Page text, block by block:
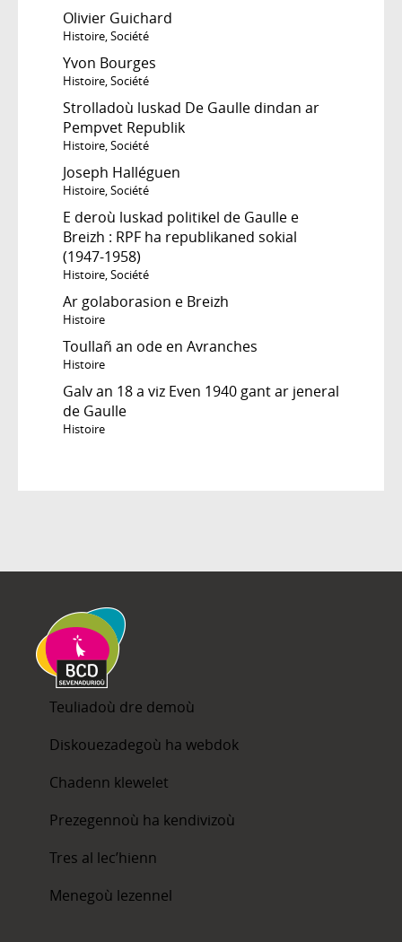
Olivier Guichard
Histoire,Société
Yvon Bourges
Histoire,Société
Strolladoù luskad De Gaulle dindan ar
Pempvet Republik
Histoire,Société
Joseph Halléguen
Histoire,Société
E deroù luskad politikel de Gaulle e
Breizh : RPF ha republikaned sokial
(1947-1958)
Histoire,Société
Ar golaborasion e Breizh
Histoire
Toullañ an ode en Avranches
Histoire
Galv an 18 a viz Even 1940 gant ar jeneral
de Gaulle
Histoire
Teuliadoù dre demoù
Diskouezadegoù ha webdok
Chadenn klewelet
Prezegennoù ha kendivizoù
Tres al lec’hienn
Menegoù lezennel